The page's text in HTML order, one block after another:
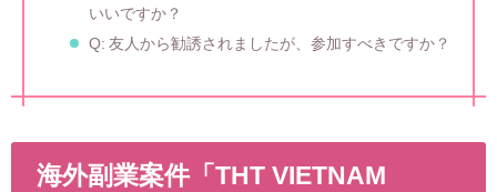
いいですか？
Q: 友人から勧誘されましたが、参加すべきですか？
海外副業案件「THT VIETNAM